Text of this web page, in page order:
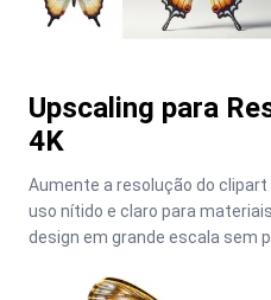
Upscaling para
4K
Aumente a resolução do clipart
uso nítido e claro para
design em grande escala sem